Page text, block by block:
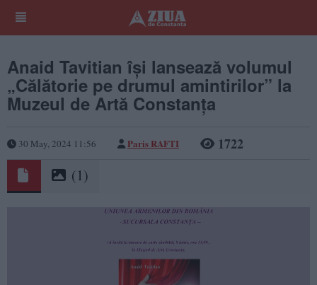
Anaid Tavitian își lansează volumul
„Călătorie pe drumul amintirilor” la
Muzeul de Artă Constanța
30 May, 2024 11:56 Paris RAFTI 1722
(1)